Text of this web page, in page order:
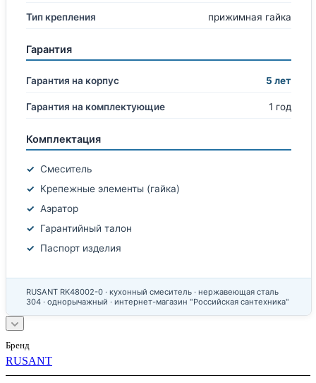
Тип крепления прижимная гайка
Гарантия
Гарантия на корпус 5 лет
Гарантия на комплектующие 1 год
Комплектация
Смеситель
Крепежные элементы (гайка)
Аэратор
Гарантийный талон
Паспорт изделия
RUSANT RK48002-0 · кухонный смеситель · нержавеющая сталь
304 · однорычажный · интернет-магазин "Российская сантехника"
Бренд
RUSANT